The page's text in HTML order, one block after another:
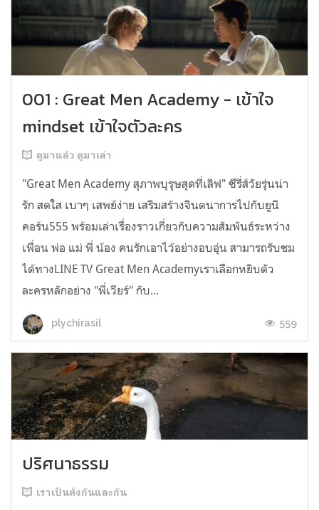
001 : Great Men Academy - เข้าใจ
mindset เข้าใจตัวละคร
ดูมาแล้ว ดูมาเล่า
"Great Men Academy สุภาพบุรุษสุดที่เลิฟ" ซีรี่ส์วัยรุ่นน่า
รัก สดใส เบาๆ เสพย์ง่าย เสริมสร้างจินตนาการไปกับยูนิ
คอร์น555 พร้อมเล่าเรื่องราวเกี่ยวกับความสัมพันธ์ระหว่าง
เพื่อน พ่อ แม่ พี่ น้อง คนรักเอาไว้อย่างอบอุ่น สามารถรับชม
ได้ทางLINE TV Great Men Academyเราเลือกหยิบตัว
ละครหลักอย่าง "พี่เวียร์" กับ...
plychirasil 559
ปริศนาธรรม
เราเป็นดั่งกันและกัน